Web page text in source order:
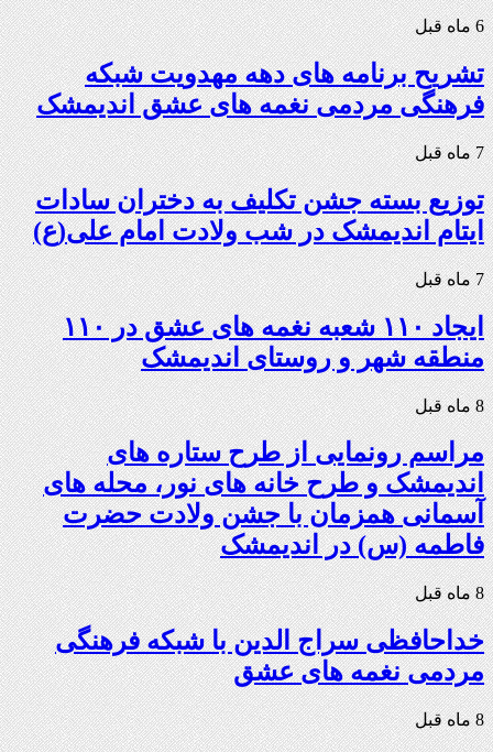
6 ماه قبل
تشریح برنامه های دهه مهدویت شبکه
فرهنگی مردمی نغمه های عشق اندیمشک
7 ماه قبل
توزیع بسته جشن تکلیف به دختران سادات
ایتام اندیمشک در شب ولادت امام علی(ع)
7 ماه قبل
ایجاد ۱۱۰ شعبه نغمه های عشق در ۱۱۰
منطقه شهر و روستای اندیمشک
8 ماه قبل
مراسم رونمایی از طرح ستاره های
اندیمشک و طرح خانه های نور، محله های
آسمانی همزمان با جشن ولادت حضرت
فاطمه (س) در اندیمشک
8 ماه قبل
خداحافظی سراج الدین با شبکه فرهنگی
مردمی نغمه های عشق
8 ماه قبل